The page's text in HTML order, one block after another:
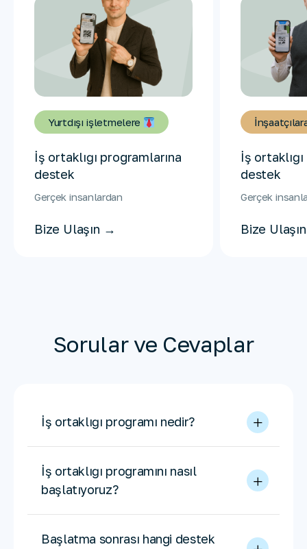
Yurtdışı işletmelere
İş ortaklığı programlarına
destek
Gerçek insanlardan
Bize Ulaşın →
İş
destek
Gerçek
Bize
Sorular ve Cevaplar
İş ortaklığı programı nedir?
İş ortaklığı programını nasıl
başlatıyoruz?
Başlatma sonrası hangi destek